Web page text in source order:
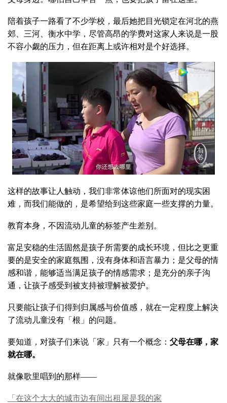
陪着孩子一路看了不少学校，最后她把目光锁定在河北的燕
郊、三河、衡水中学，尽管高昂的学费对这家人来说是一股
不容小觑的压力，但在距离上或许相对是个好选择。
这样的故事让人触动，我们非常体谅他们所面对的现实困
难，而我们能做的，是希望给到这些家庭一些支撑的力量。
教育本身，不因流动儿童的标签产生差别。
富足安稳的生活固然是孩子所需要的成长环境，但比之更重
要的是安全的家庭氛围，没有身体和语言暴力；是父母的情
感和谐，能够适当满足孩子的情感需求；是充分的亲子沟
通，让孩子感受到被支持被理解被爱护。
只要能让孩子们得到归属感与价值感，就在一定程度上解决
了流动儿童没有「根」的问题。
要知道，对孩子们来说「家」只有一个概念： 父母在哪，家
就在哪。
就像歌里唱到的那样——
「在这个大大的城市边有间出租屋是我的家